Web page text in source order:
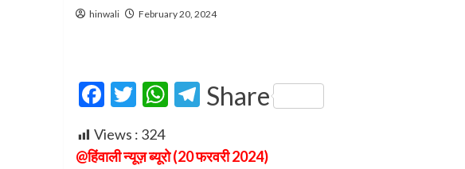
hinwali February 20, 2024
Facebook
Twitter
WhatsApp
Telegram
Share
Views : 324
@हिंवाली न्यूज़ ब्यूरो (20 फरवरी 2024)